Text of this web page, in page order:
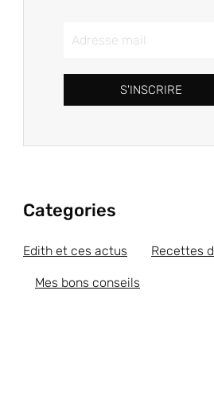
S'INSCRIRE
Categories
Edith et ces actus Recettes
Mes bons conseils